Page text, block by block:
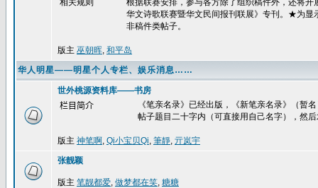
相关规则
根据联赛安排，参与各方除了组织稿件外，还将
华文诗歌联赛暨华文民间报刊联展》专刊。★为显
非稿件类帖子。
版主 巫朝晖, 和平岛
华人明星——明星个人专栏、娱乐消息……
世外桃源资料库——书房
栏目简介
《笔亲名录》已经出版，《新笔亲名录》（暂
帖子题目二十字内（可直接用自己名字），然
版主 神笔啊, Qi小宝贝Qi, 筆靜, 亓岚宇
张靓颖
版主 笔靓都爱, 做梦都在笑, 糖糖